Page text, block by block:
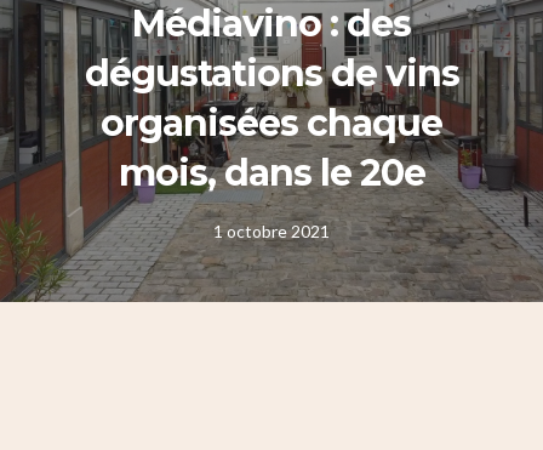
Médiavino : des
dégustations de vins
organisées chaque
mois, dans le 20e
1 octobre 2021